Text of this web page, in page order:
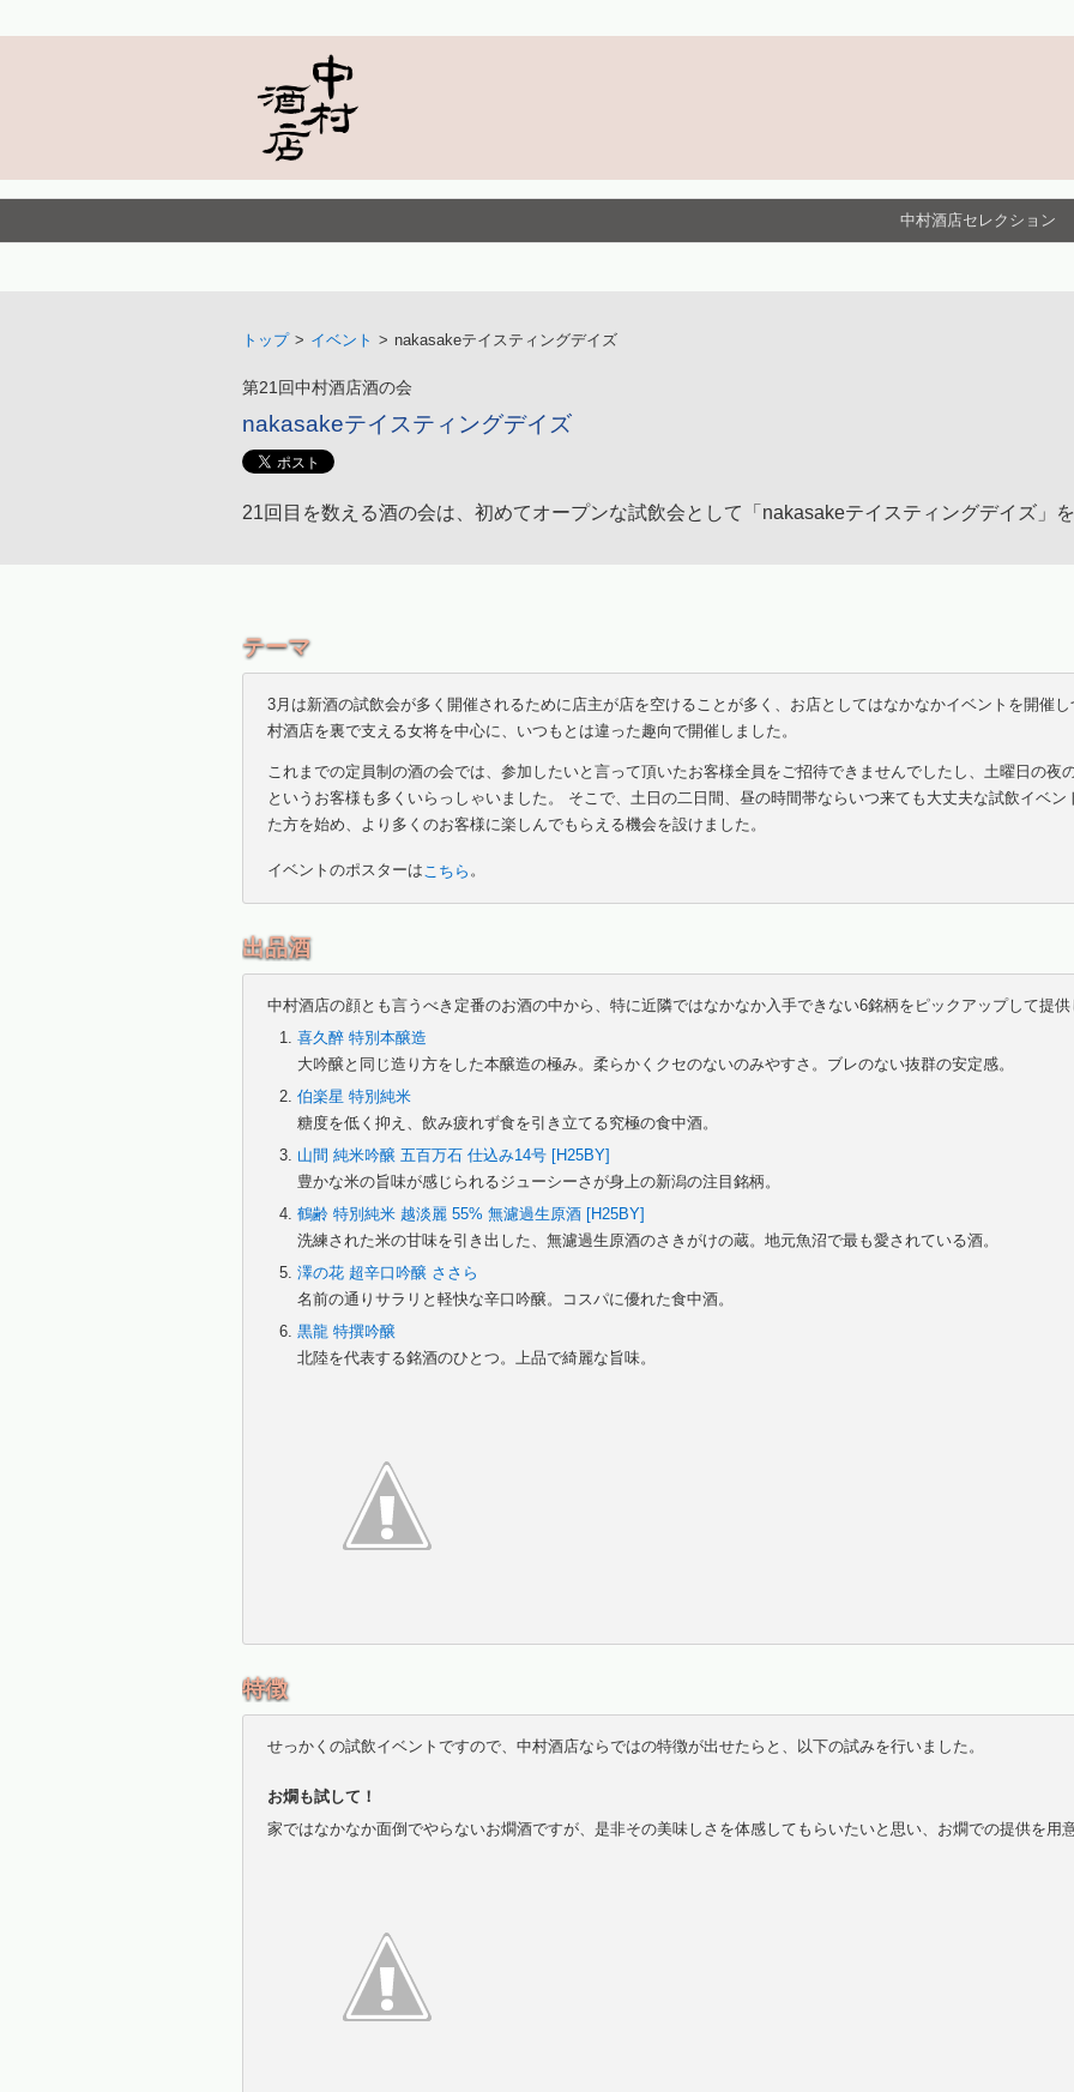
中村酒店セレクション
トップ > イベント > nakasakeテイスティングデイズ
第21回中村酒店酒の会
nakasakeテイスティングデイズ
21回目を数える酒の会は、初めてオープンな試飲会として「nakasakeテイスティングデイズ」を
テーマ
3月は新酒の試飲会が多く開催されるために店主が店を空けることが多く、お店としてはなかなかイベントを開催
村酒店を裏で支える女将を中心に、いつもとは違った趣向で開催しました。
これまでの定員制の酒の会では、参加したいと言って頂いたお客様全員をご招待できませんでしたし、土曜日の夜
というお客様も多くいらっしゃいました。 そこで、土日の二日間、昼の時間帯ならいつ来ても大丈夫な試飲イベ
た方を始め、より多くのお客様に楽しんでもらえる機会を設けました。
イベントのポスターは こちら 。
出品酒
中村酒店の顔とも言うべき定番のお酒の中から、特に近隣ではなかなか入手できない6銘柄をピックアップして提供
喜久醉 特別本醸造
大吟醸と同じ造り方をした本醸造の極み。柔らかくクセのないのみやすさ。ブレのない抜群の安定感。
伯楽星 特別純米
糖度を低く抑え、飲み疲れず食を引き立てる究極の食中酒。
山間 純米吟醸 五百万石 仕込み14号 [H25BY]
豊かな米の旨味が感じられるジューシーさが身上の新潟の注目銘柄。
鶴齢 特別純米 越淡麗 55% 無濾過生原酒 [H25BY]
洗練された米の甘味を引き出した、無濾過生原酒のさきがけの蔵。地元魚沼で最も愛されている酒。
澤の花 超辛口吟醸 ささら
名前の通りサラリと軽快な辛口吟醸。コスパに優れた食中酒。
黒龍 特撰吟醸
北陸を代表する銘酒のひとつ。上品で綺麗な旨味。
特徴
せっかくの試飲イベントですので、中村酒店ならではの特徴が出せたらと、以下の試みを行いました。
お燗も試して！
家ではなかなか面倒でやらないお燗酒ですが、是非その美味しさを体感してもらいたいと思い、お燗での提供を用意